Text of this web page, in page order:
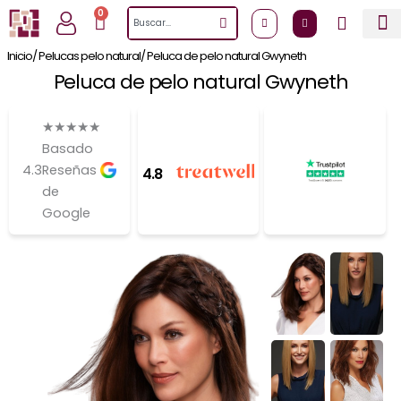
al
contenido
0
CartSearch
Inicio/ Pelucas pelo natural/ Peluca de pelo natural Gwyneth
Peluca de pelo natural Gwyneth
4.3
★★★★★
Basado
Reseñas
de
Google
4.8